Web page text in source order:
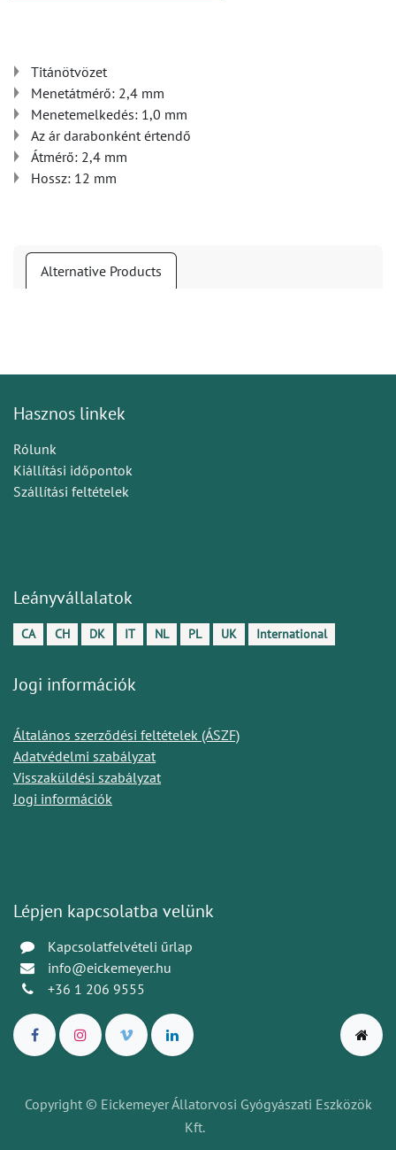
Titánötvözet
Menetátmérő: 2,4 mm
Menetemelkedés: 1,0 mm
Az ár darabonként értendő
Átmérő: 2,4 mm
Hossz: 12 mm
Alternative Products
Hasznos linkek
Rólunk
Kiállítási időpontok
Szállítási feltételek
Leányvállalatok
CA CH DK IT NL PL UK International
Jogi információk
Általános szerződési feltételek (ÁSZF)
Adatvédelmi szabályzat
Visszaküldési szabályzat
Jogi információk
Lépjen kapcsolatba velünk
Kapcsolatfelvételi űrlap
info@eickemeyer.hu
+36 1 206 9555
Copyright © Eickemeyer Állatorvosi Gyógyászati Eszközök
Kft.